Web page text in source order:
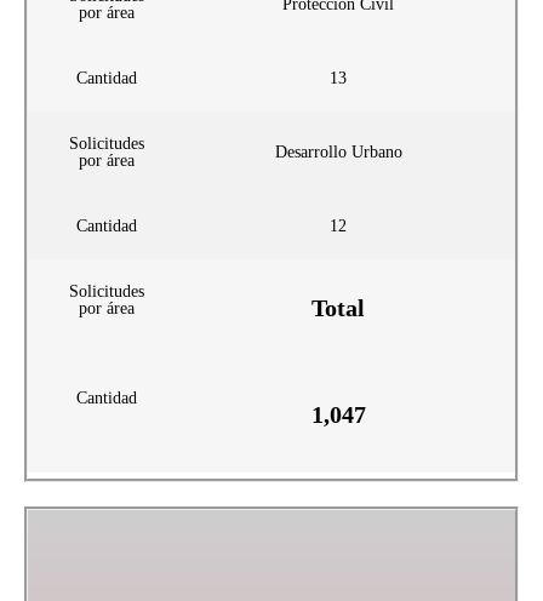
por área
Protección Civil
Cantidad 13
Solicitudes
por área
Desarrollo Urbano
Cantidad 12
Solicitudes
por área
Total
Cantidad
1,047